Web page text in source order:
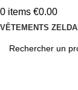
0 items €0.00
VÊTEMENTS ZELDA